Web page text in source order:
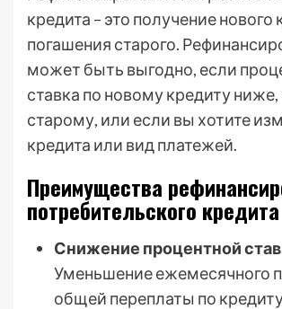
кредита – это получение нового
погашения старого.
может быть выгодно, если
ставка по новому кредиту
старому, или если вы хотите
кредита или вид платежей.
Преимущества
потребительского кредита
Снижение процентной
Уменьшение ежемесячного
общей переплаты по